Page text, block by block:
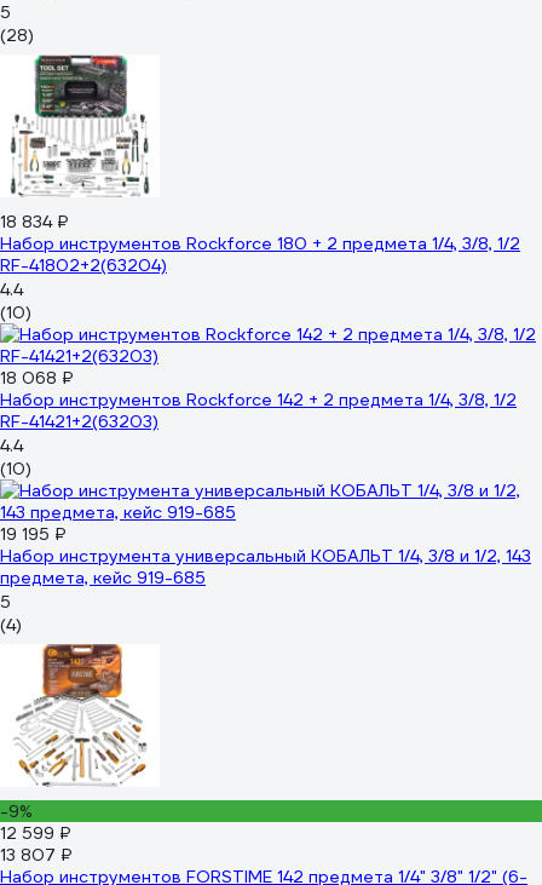
5
(28)
18 834 ₽
Набор инструментов Rockforce 180 + 2 предмета 1/4, 3/8, 1/2
RF-41802+2(63204)
4.4
(10)
18 068 ₽
Набор инструментов Rockforce 142 + 2 предмета 1/4, 3/8, 1/2
RF-41421+2(63203)
4.4
(10)
19 195 ₽
Набор инструмента универсальный КОБАЛЬТ 1/4, 3/8 и 1/2, 143
предмета, кейс 919-685
5
(4)
-9%
12 599 ₽
13 807 ₽
Набор инструментов FORSTIME 142 предмета 1/4" 3/8" 1/2" (6-